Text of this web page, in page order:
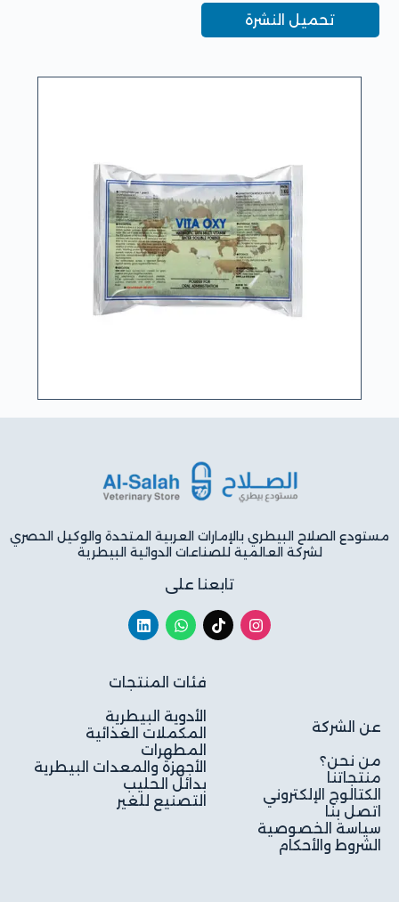
تحميل النشرة
مستودع الصلاح البيطري بالإمارات العربية المتحدة والوكيل الحصري
لشركة العالمية للصناعات الدوائية البيطرية
تابعنا على
عن الشركة
من نحن؟
منتجاتنا
الكتالوج الإلكتروني
اتصل بنا
سياسة الخصوصية
الشروط والأحكام
فئات المنتجات
الأدوية البيطرية
المكملات الغذائية
المطهرات
الأجهزة والمعدات البيطرية
بدائل الحليب
التصنيع للغير